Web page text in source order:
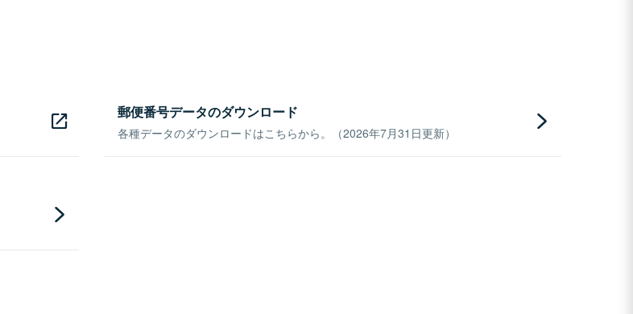
郵便番号データのダウンロード
各種データのダウンロードはこちらから。（2026年7月31日更新）